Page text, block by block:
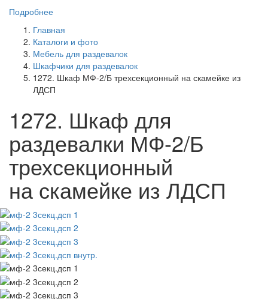
Подробнее
Главная
Каталоги и фото
Мебель для раздевалок
Шкафчики для раздевалок
1272. Шкаф МФ-2/Б трехсекционный на скамейке из
ЛДСП
1272. Шкаф для
раздевалки МФ-2/Б
трехсекционный
на скамейке из ЛДСП